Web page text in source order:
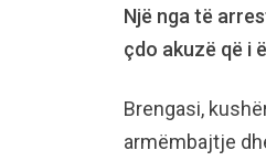
Një nga të
çdo akuzë që i
Brengasi,
armëmbajtje